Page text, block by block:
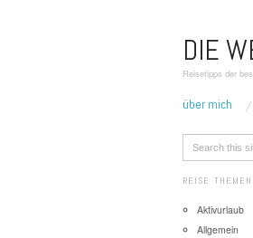
DIE
Reisetipps der
über mich
REISE THEMEN
Aktivurlaub
Allgemein